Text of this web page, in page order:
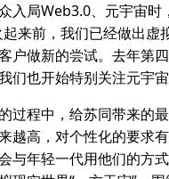
局Web3.0、元宇宙时
来前，我们已经做出虚
户做新的尝试。去年第
们也开始特别关注元宇
程中，给苏同带来的最
越高，对个性化的要求
与年轻一代用他们的方